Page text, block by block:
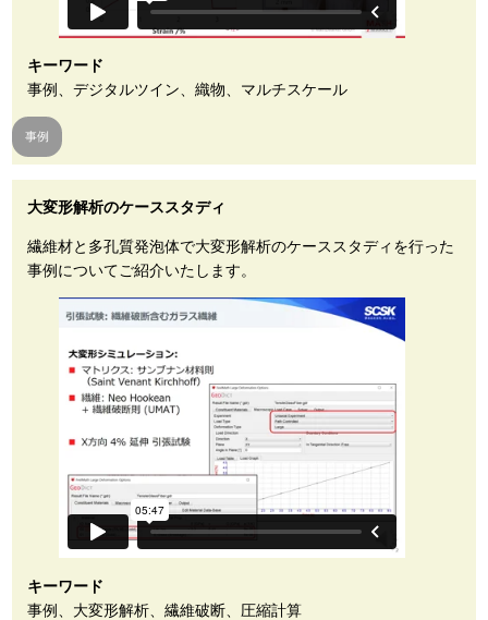
キーワード
事例、デジタルツイン、織物、マルチスケール
事例
大変形解析のケーススタディ
繊維材と多孔質発泡体で大変形解析のケーススタディを行った
事例についてご紹介いたします。
キーワード
事例、大変形解析、繊維破断、圧縮計算